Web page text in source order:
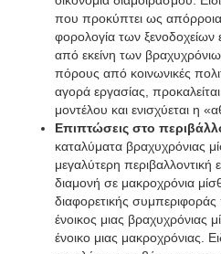
που προκύπτει ως απόρροια
φορολογία των ξενοδοχείων
από εκείνη των
πόρους από κοινωνικές
αγορά εργασίας,
μοντέλου και ενισχύεται η
Επιπτώσεις στο
καταλύματα βραχυχρόνιας
μεγαλύτερη
διαμονή σε μακροχρόνια
διαφορετικής συμπεριφοράς
ένοικος μιας βραχυχρόνιας
ένοικο μιας μακροχρόνιας.